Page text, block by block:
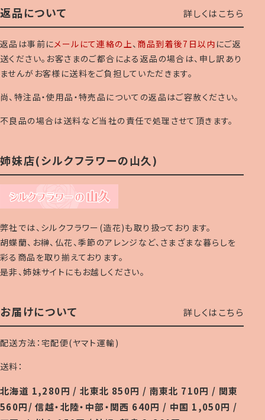
返品について 詳しくはこちら
返品は事前にメールにて連絡の上、 商品到着後7日以内 にご返
送ください。お客さまのご都合による返品の場合は、申し訳あり
ませんがお客様に送料をご負担していただきます。
尚、特注品・使用品・特売品についての返品はご容赦ください。
不良品の場合は送料など当社の責任で処理させて頂きます。
姉妹店(シルクフラワーの山久)
弊社では、シルクフラワー(造花)も取り扱っております。
胡蝶蘭、お榊、仏花、季節のアレンジなど、さまざまな暮らしを
彩る商品を取り揃えております。
是非、姉妹サイトにもお越しください。
お届けについて 詳しくはこちら
配送方法：宅配便(ヤマト運輸)
送料：
北海道 1,280円 / 北東北 850円 / 南東北 710円 / 関東
560円/ 信越・北陸・中部・関西 640円 / 中国 1,050円 /